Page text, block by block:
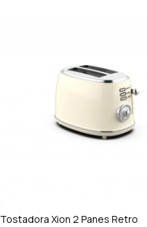
Tostadora Xion 2 Panes Retro